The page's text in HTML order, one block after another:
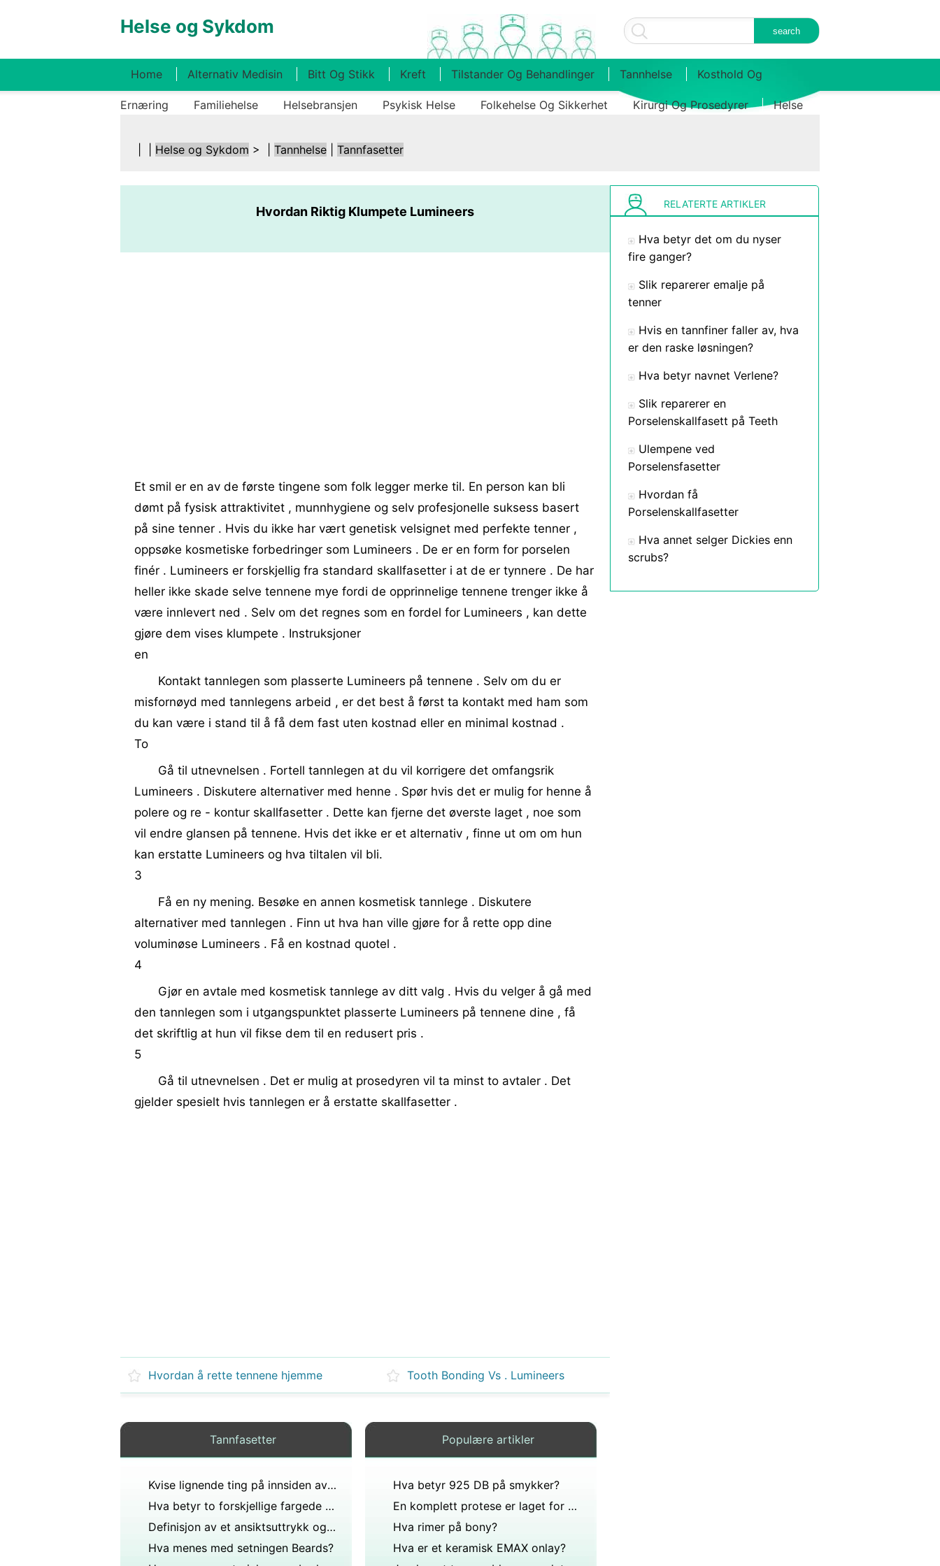
Helse og Sykdom
Home Alternativ Medisin Bitt Og Stikk Kreft Tilstander Og Behandlinger Tannhelse Kosthold Og
Ernæring Familiehelse Helsebransjen Psykisk Helse Folkehelse Og Sikkerhet Kirurgi Og Prosedyrer Helse
Helse og Sykdom > | Tannhelse Tannfasetter
Hvordan Riktig Klumpete Lumineers
Et smil er en av de første tingene som folk legger merke til. En person kan bli
dømt på fysisk attraktivitet , munnhygiene og selv profesjonelle suksess basert
på sine tenner . Hvis du ikke har vært genetisk velsignet med perfekte tenner ,
oppsøke kosmetiske forbedringer som Lumineers . De er en form for porselen
finér . Lumineers er forskjellig fra standard skallfasetter i at de er tynnere . De har
heller ikke skade selve tennene mye fordi de opprinnelige tennene trenger ikke å
være innlevert ned . Selv om det regnes som en fordel for Lumineers , kan dette
gjøre dem vises klumpete . Instruksjoner
en
Kontakt tannlegen som plasserte Lumineers på tennene . Selv om du er
misfornøyd med tannlegens arbeid , er det best å først ta kontakt med ham som
du kan være i stand til å få dem fast uten kostnad eller en minimal kostnad .
To
Gå til utnevnelsen . Fortell tannlegen at du vil korrigere det omfangsrik
Lumineers . Diskutere alternativer med henne . Spør hvis det er mulig for henne å
polere og re - kontur skallfasetter . Dette kan fjerne det øverste laget , noe som
vil endre glansen på tennene. Hvis det ikke er et alternativ , finne ut om om hun
kan erstatte Lumineers og hva tiltalen vil bli.
3
Få en ny mening. Besøke en annen kosmetisk tannlege . Diskutere
alternativer med tannlegen . Finn ut hva han ville gjøre for å rette opp dine
voluminøse Lumineers . Få en kostnad quotel .
4
Gjør en avtale med kosmetisk tannlege av ditt valg . Hvis du velger å gå med
den tannlegen som i utgangspunktet plasserte Lumineers på tennene dine , få
det skriftlig at hun vil fikse dem til en redusert pris .
5
Gå til utnevnelsen . Det er mulig at prosedyren vil ta minst to avtaler . Det
gjelder spesielt hvis tannlegen er å erstatte skallfasetter .
Hvordan å rette tennene hjemme Tooth Bonding Vs . Lumineers
Tannfasetter
Kvise lignende ting på innsiden av leppene dine og jeg er ikke sikker på hva det er, men du lurte på om du kunne få kviser der nede?
Hva betyr to forskjellige fargede øyenbryn?
Definisjon av et ansiktsuttrykk og eksempel?
Hva menes med setningen Beards?
Populære artikler
Hva betyr 925 DB på smykker?
En komplett protese er laget for å sitte på?
Hva rimer på bony?
Hva er et keramisk EMAX onlay?
RELATERTE ARTIKLER
Hva betyr det om du nyser
fire ganger?
Slik reparerer emalje på
tenner
Hvis en tannfiner faller av, hva
er den raske løsningen?
Hva betyr navnet Verlene?
Slik reparerer en
Porselenskallfasett på Teeth
Ulempene ved
Porselensfasetter
Hvordan få
Porselenskallfasetter
Hva annet selger Dickies enn
scrubs?